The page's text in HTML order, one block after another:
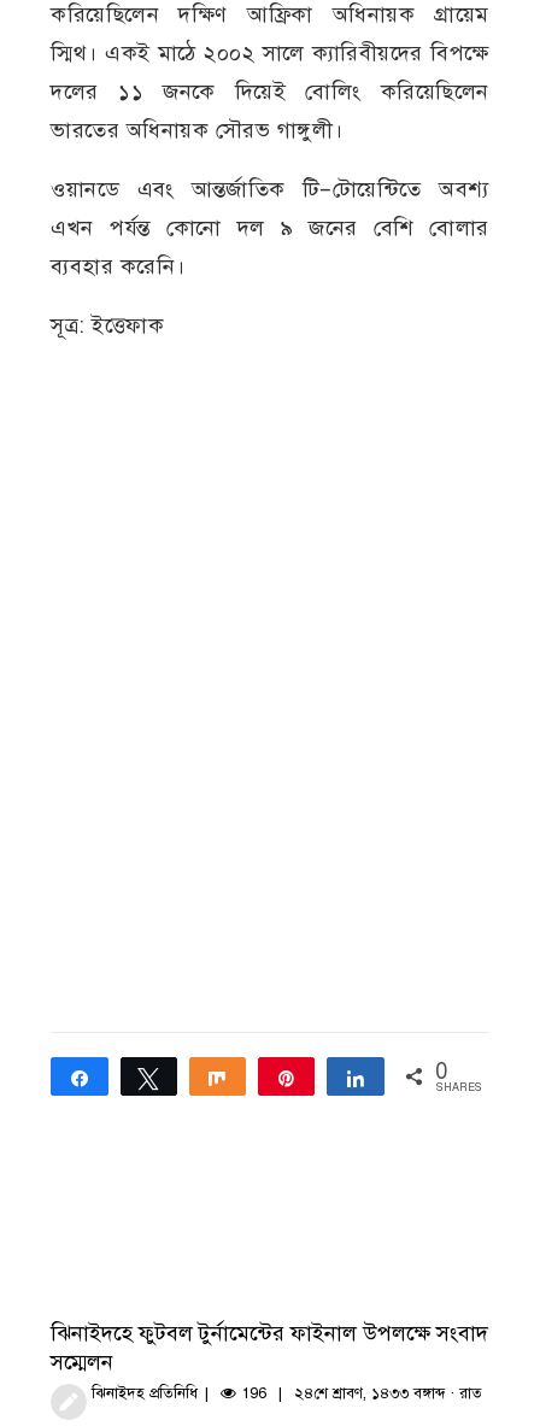
করিয়েছিলেন দক্ষিণ আফ্রিকা অধিনায়ক গ্রায়েম
স্মিথ। একই মাঠে ২০০২ সালে ক্যারিবীয়দের বিপক্ষে
দলের ১১ জনকে দিয়েই বোলিং করিয়েছিলেন
ভারতের অধিনায়ক সৌরভ গাঙ্গুলী।
ওয়ানডে এবং আন্তর্জাতিক টি–টোয়েন্টিতে অবশ্য
এখন পর্যন্ত কোনো দল ৯ জনের বেশি বোলার
ব্যবহার করেনি।
সূত্র: ইত্তেফাক
Share Tweet Share Share 0
SHARES
ঝিনাইদহে ফুটবল টুর্নামেন্টের ফাইনাল উপলক্ষে সংবাদ
সম্মেলন
ঝিনাইদহ প্রতিনিধি 196 ২৪শে শ্রাবণ, ১৪৩৩ বঙ্গাব্দ · রাত